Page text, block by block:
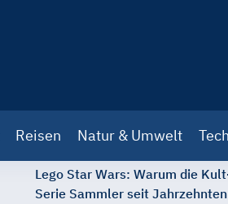
Reisen Natur & Umwelt
Lego Star Wars: Warum die
Serie Sammler seit Jahrzehnten